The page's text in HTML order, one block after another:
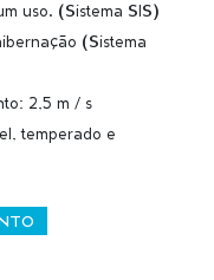
uso. (Sistema SIS)
(Sistema
2,5 m / s
temperado e